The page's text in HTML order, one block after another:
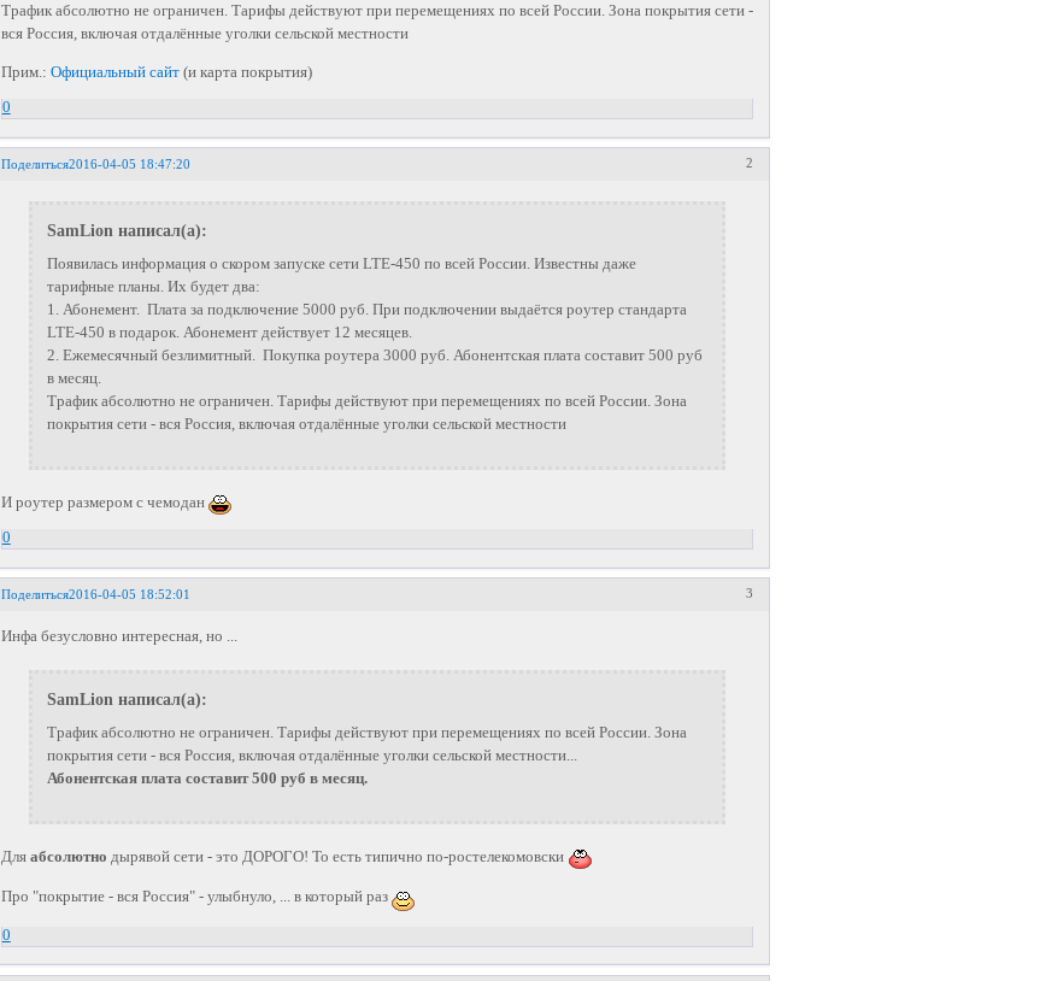
Трафик абсолютно не ограничен. Тарифы действуют при перемещениях по всей России. Зона покрытия сети -
вся Россия, включая отдалённые уголки сельской местности
Прим.: Официальный сайт(и карта покрытия)
0
Поделиться 2
2016-04-05 18:47:20
SamLion написал(а):
Появилась информация о скором запуске сети LTE-450 по всей России. Известны даже
тарифные планы. Их будет два:
1. Абонемент. Плата за подключение 5000 руб. При подключении выдаётся роутер стандарта
LTE-450 в подарок. Абонемент действует 12 месяцев.
2. Ежемесячный безлимитный. Покупка роутера 3000 руб. Абонентская плата составит 500 руб
в месяц.
Трафик абсолютно не ограничен. Тарифы действуют при перемещениях по всей России. Зона
покрытия сети - вся Россия, включая отдалённые уголки сельской местности
И роутер размером с чемодан
0
Поделиться 3
2016-04-05 18:52:01
Инфа безусловно интересная, но ...
SamLion написал(а):
Трафик абсолютно не ограничен. Тарифы действуют при перемещениях по всей России. Зона
покрытия сети - вся Россия, включая отдалённые уголки сельской местности...
Абонентская плата составит 500 руб в месяц.
Для абсолютно дырявой сети - это ДОРОГО! То есть типично по-ростелекомовски
Про "покрытие - вся Россия" - улыбнуло, ... в который раз
0